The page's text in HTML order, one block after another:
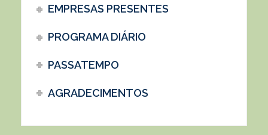
EMPRESAS PRESENTES
PROGRAMA DIÁRIO
PASSATEMPO
AGRADECIMENTOS